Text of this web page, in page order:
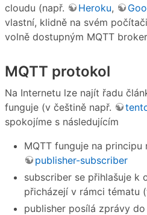
cloudu (např.
Heroku,
vlastní, klidně na svém
volně dostupným MQTT
MQTT protokol
Na Internetu lze najít řadu
funguje (v češtině např.
spokojíme s následujícím
MQTT funguje na principu
publisher-subscriber
subscriber se přihlašuje k
přicházejí v rámci tématu
publisher posílá zprávy